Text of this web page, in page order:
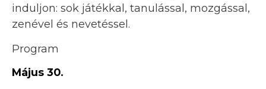
induljon: sok játékkal, tanulással, mozgással,
zenével és nevetéssel.
Program
Május 30.